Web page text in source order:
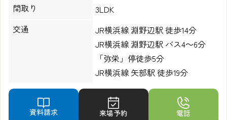
間取り
3LDK
交通
JR横浜線 淵野辺駅 徒歩14分
JR横浜線 淵野辺駅 バス4～6分
「弥栄」停徒歩5分
JR横浜線 矢部駅 徒歩19分
資料請求 来場予約 電話